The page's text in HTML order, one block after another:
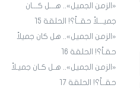
«الزمن الجميل».. هـــل كـــان
جميـــلاً حقــاً؟! الحلقة 15
«الزمن الجميل».. هل كان جميلاً
حقـاً؟! الحلقة 16
«الزمن الجميل».. هـل كـان جميـلاً
حقــاً؟! الحلقة 17